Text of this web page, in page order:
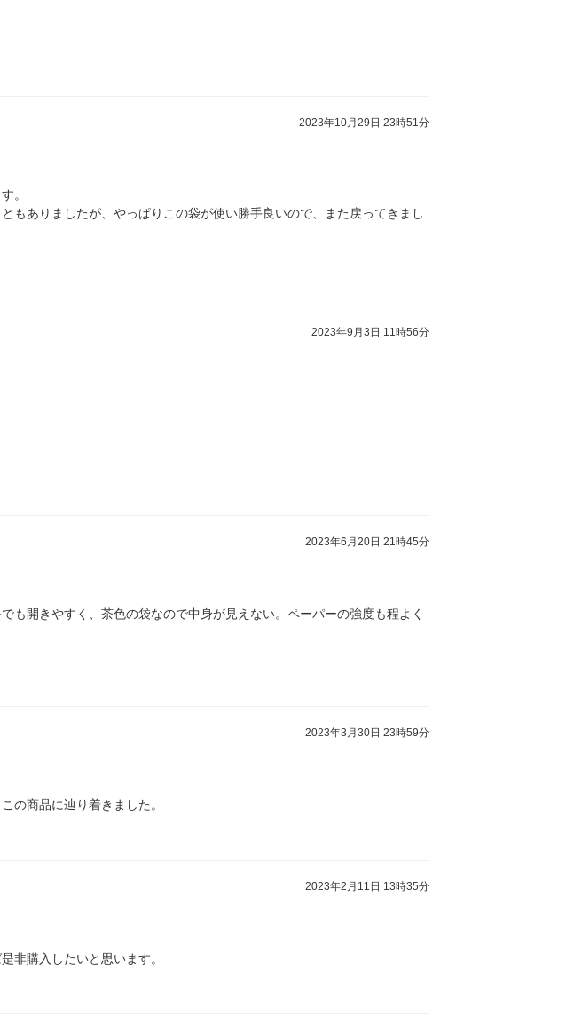
2023年10月29日 23時51分
。
もありましたが、やっぱりこの袋が使い勝手良いので、また戻ってきまし
2023年9月3日 11時56分
2023年6月20日 21時45分
も開きやすく、茶色の袋なので中身が見えない。ペーパーの強度も程よく
2023年3月30日 23時59分
の商品に辿り着きました。
2023年2月11日 13時35分
非購入したいと思います。